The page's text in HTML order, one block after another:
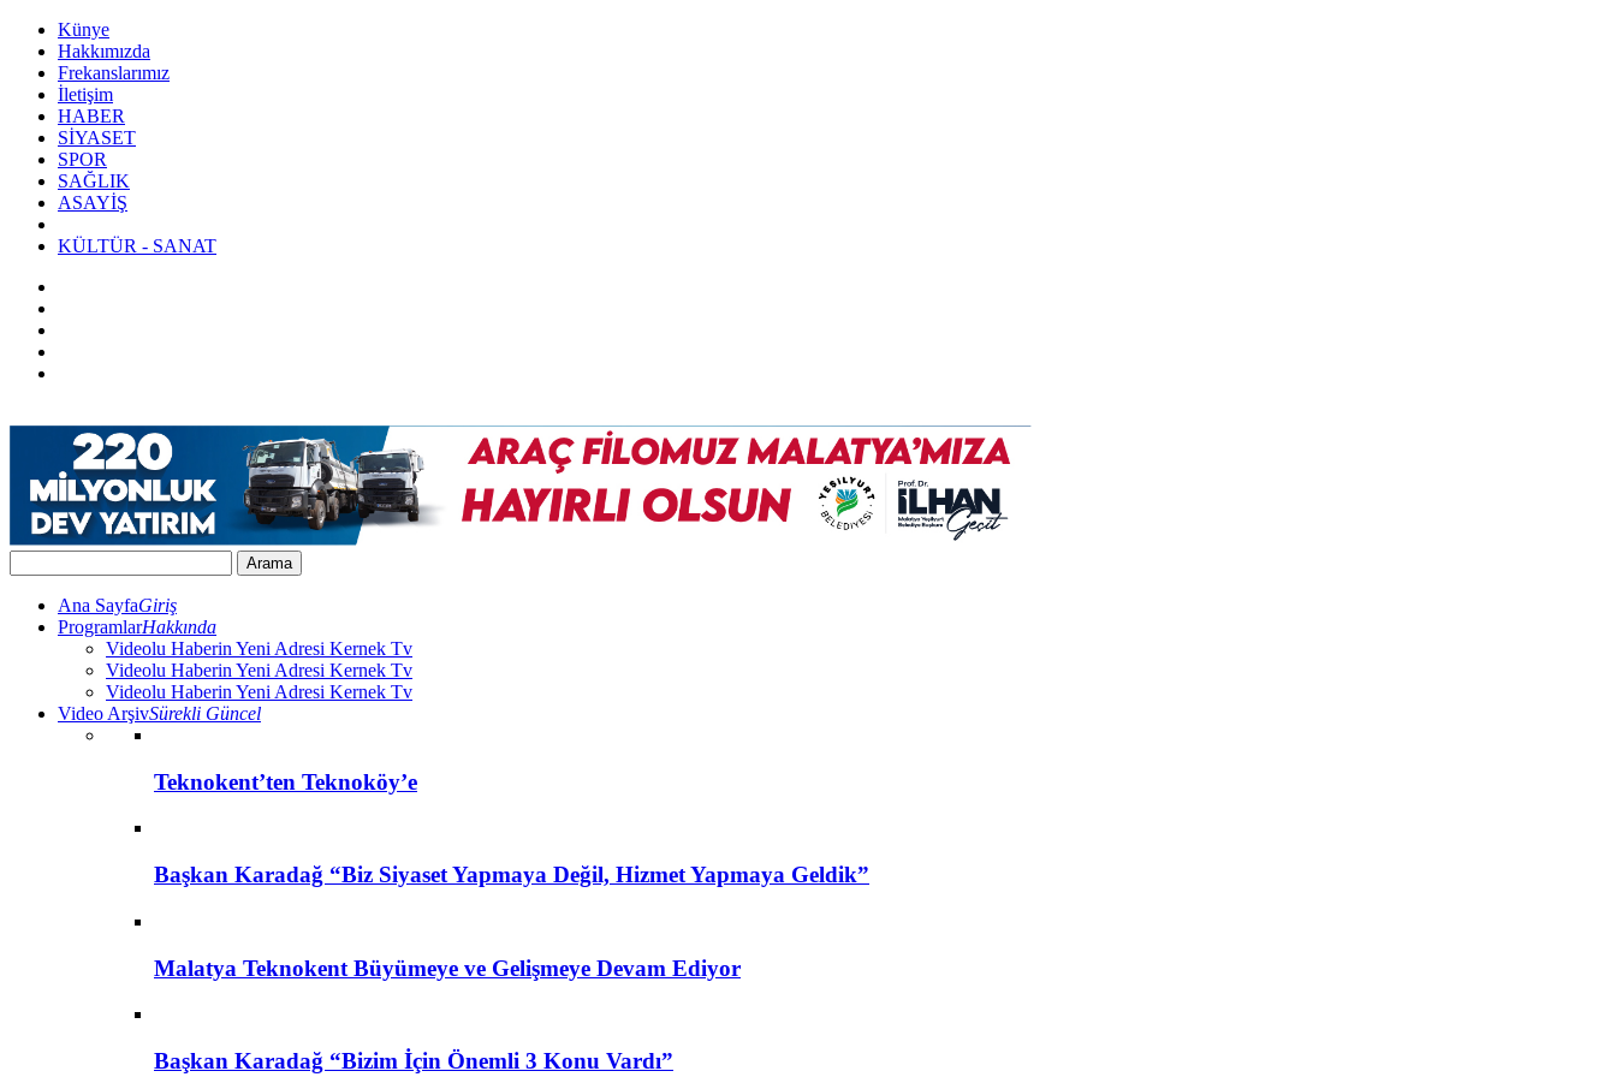
Künye
Hakkımızda
Frekanslarımız
İletişim
HABER
SİYASET
SPOR
SAĞLIK
ASAYİŞ
KÜLTÜR - SANAT
Ana SayfaGiriş
ProgramlarHakkında
Videolu Haberin Yeni Adresi Kernek Tv
Videolu Haberin Yeni Adresi Kernek Tv
Videolu Haberin Yeni Adresi Kernek Tv
Video ArşivSürekli Güncel
Teknokent’ten Teknoköy’e
Başkan Karadağ “Biz Siyaset Yapmaya Değil, Hizmet Yapmaya Geldik”
Malatya Teknokent Büyümeye ve Gelişmeye Devam Ediyor
Başkan Karadağ “Bizim İçin Önemli 3 Konu Vardı”